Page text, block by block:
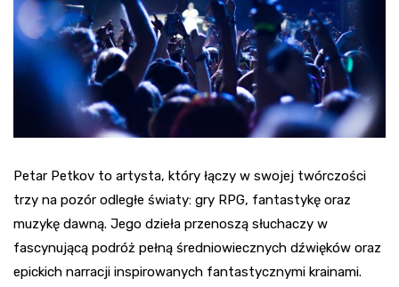
Petar Petkov to artysta, który łączy w swojej twórczości
trzy na pozór odległe światy: gry RPG, fantastykę oraz
muzykę dawną. Jego dzieła przenoszą słuchaczy w
fascynującą podróż pełną średniowiecznych dźwięków oraz
epickich narracji inspirowanych fantastycznymi krainami.